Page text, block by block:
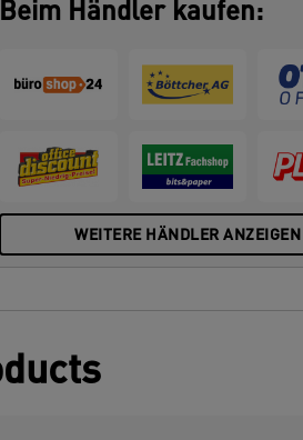
Beim Händler kaufen:
WEITERE HÄNDLER ANZEIGEN